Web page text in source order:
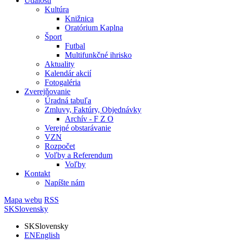
Kultúra
Knižnica
Oratórium Kaplna
Šport
Futbal
Multifunkčné ihrisko
Aktuality
Kalendár akcií
Fotogaléria
Zverejňovanie
Úradná tabuľa
Zmluvy, Faktúry, Objednávky
Archív - F Z O
Verejné obstarávanie
VZN
Rozpočet
Voľby a Referendum
Voľby
Kontakt
Napíšte nám
Mapa webu RSS
SKSlovensky
SKSlovensky
ENEnglish